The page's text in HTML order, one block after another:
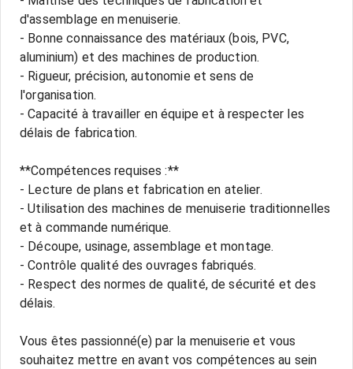
d'assemblage en menuiserie.
- Bonne connaissance des matériaux (bois, PVC,
aluminium) et des machines de production.
- Rigueur, précision, autonomie et sens de
l'organisation.
- Capacité à travailler en équipe et à respecter les
délais de fabrication.
**Compétences requises :**
- Lecture de plans et fabrication en atelier.
- Utilisation des machines de menuiserie traditionnelles
et à commande numérique.
- Découpe, usinage, assemblage et montage.
- Contrôle qualité des ouvrages fabriqués.
- Respect des normes de qualité, de sécurité et des
délais.
Vous êtes passionné(e) par la menuiserie et vous
souhaitez mettre en avant vos compétences au sein